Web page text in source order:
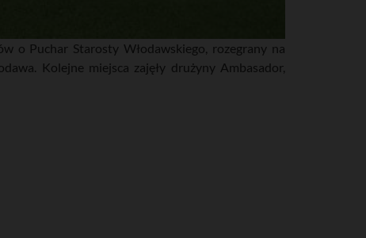
o Puchar Starosty Włodawskiego, rozegrany na
Kolejne miejsca zajęły drużyny Ambasador,